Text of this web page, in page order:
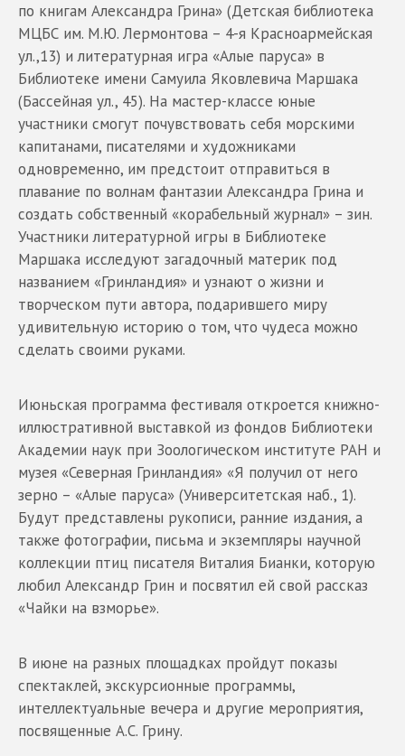
по книгам Александра Грина» (Детская библиотека
МЦБС им. М.Ю. Лермонтова – 4-я Красноармейская
ул.,13) и литературная игра «Алые паруса» в
Библиотеке имени Самуила Яковлевича Маршака
(Бассейная ул., 45). На мастер-классе юные
участники смогут почувствовать себя морскими
капитанами, писателями и художниками
одновременно, им предстоит отправиться в
плавание по волнам фантазии Александра Грина и
создать собственный «корабельный журнал» – зин.
Участники литературной игры в Библиотеке
Маршака исследуют загадочный материк под
названием «Гринландия» и узнают о жизни и
творческом пути автора, подарившего миру
удивительную историю о том, что чудеса можно
сделать своими руками.
Июньская программа фестиваля откроется книжно-
иллюстративной выставкой из фондов Библиотеки
Академии наук при Зоологическом институте РАН и
музея «Северная Гринландия» «Я получил от него
зерно – «Алые паруса» (Университетская наб., 1).
Будут представлены рукописи, ранние издания, а
также фотографии, письма и экземпляры научной
коллекции птиц писателя Виталия Бианки, которую
любил Александр Грин и посвятил ей свой рассказ
«Чайки на взморье».
В июне на разных площадках пройдут показы
спектаклей, экскурсионные программы,
интеллектуальные вечера и другие мероприятия,
посвященные А.С. Грину.